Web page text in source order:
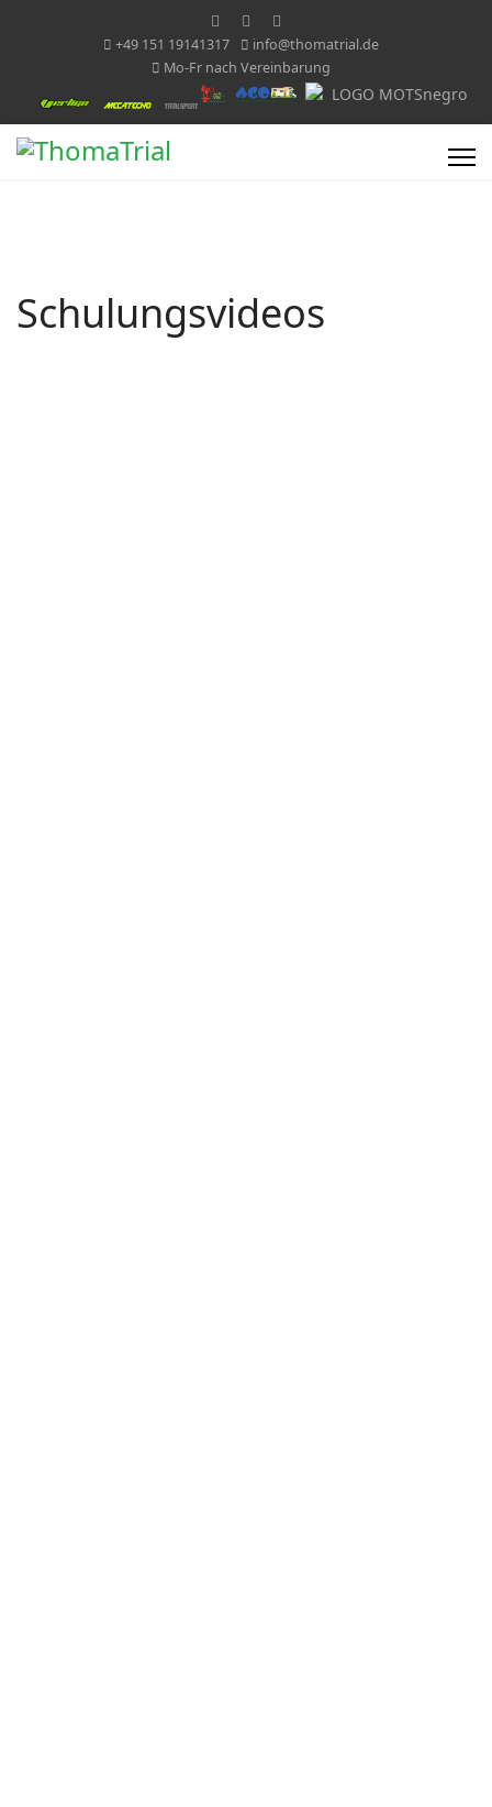
+49 151 19141317
info@thomatrial.de
Mo-Fr nach Vereinbarung
Schulungsvideos